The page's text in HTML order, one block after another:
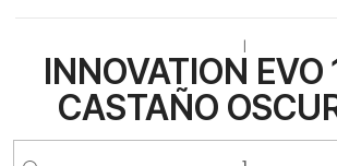
INNOVATION
CASTAÑO